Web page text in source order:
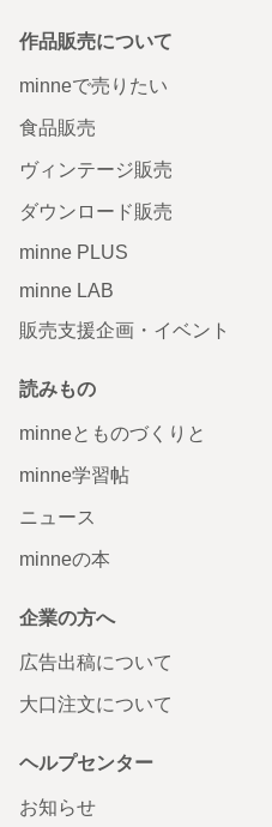
作品販売について
minneで売りたい
食品販売
ヴィンテージ販売
ダウンロード販売
minne PLUS
minne LAB
販売支援企画・イベント
読みもの
minneとものづくりと
minne学習帖
ニュース
minneの本
企業の方へ
広告出稿について
大口注文について
ヘルプセンター
お知らせ